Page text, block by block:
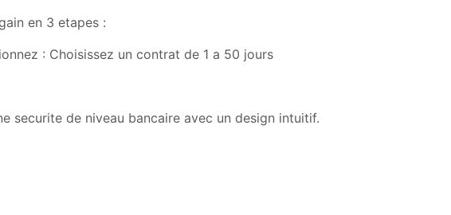
en 3 etapes :
: Choisissez un contrat de 1 a 50 jours
securite de niveau bancaire avec un design intuitif.